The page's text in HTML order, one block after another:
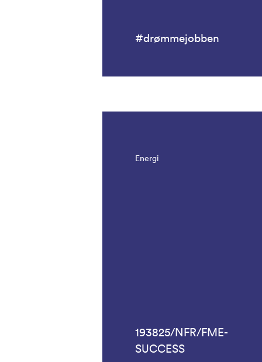
#drømmejobben
Energi
193825/NFR/FME-
SUCCESS